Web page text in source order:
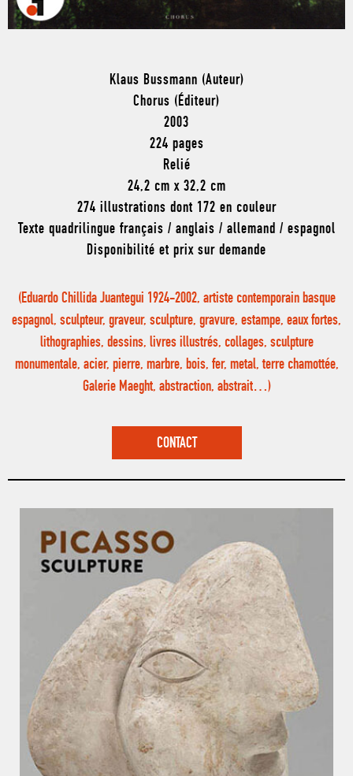
Klaus Bussmann (Auteur)
Chorus (Éditeur)
2003
224 pages
Relié
24,2 cm x 32,2 cm
274 illustrations dont 172 en couleur
Texte quadrilingue français / anglais / allemand / espagnol
Disponibilité et prix sur demande
(Eduardo Chillida Juantegui 1924-2002, artiste contemporain basque
espagnol, sculpteur, graveur, sculpture, gravure, estampe, eaux fortes,
lithographies, dessins, livres illustrés, collages, sculpture
monumentale, acier, pierre, marbre, bois, fer, metal, terre chamottée,
Galerie Maeght, abstraction, abstrait…)
CONTACT